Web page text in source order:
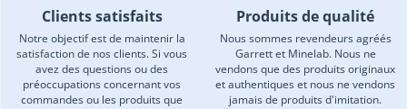
Clients satisfaits
Notre objectif est de maintenir la
satisfaction de nos clients. Si vous
avez des questions ou des
préoccupations concernant vos
commandes ou les produits que
Produits de qualité
Nous sommes revendeurs agréés
Garrett et Minelab. Nous ne
vendons que des produits originaux
et authentiques et nous ne vendons
jamais de produits d'imitation.